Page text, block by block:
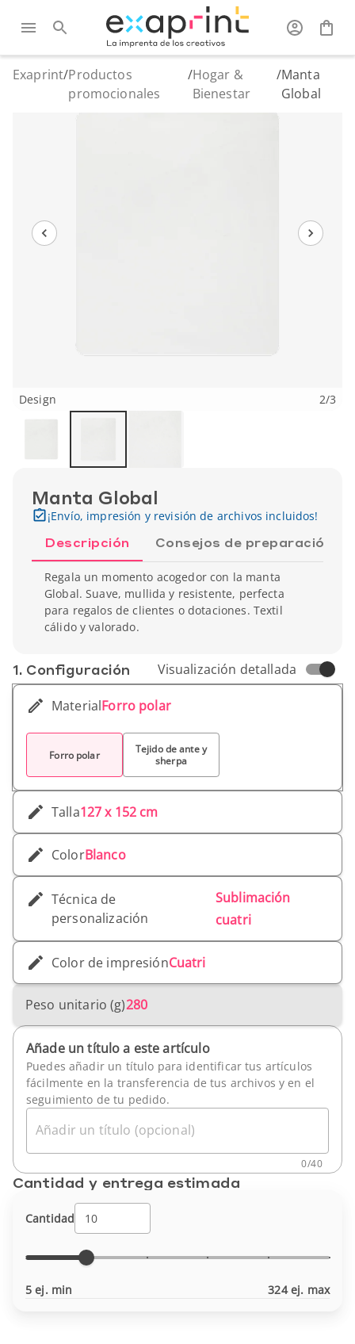
Exaprint/Productos
promocionales
/Hogar &
Bienestar
/Manta
Global
Design 2/3
Manta Global
¡Envío, impresión y revisión de archivos incluidos!
Descripción Consejos de preparación
Regala un momento acogedor con la manta
Global. Suave, mullida y resistente, perfecta
para regalos de clientes o dotaciones. Textil
cálido y valorado.
1. Conf­iguración Visualización detallada
MaterialForro polar
Forro polar
Tejido de ante y
sherpa
Talla127 x 152 cm
ColorBlanco
Técnica de
personalización
Sublimación
cuatri
Color de impresiónCuatri
Peso unitario (g)280
Añade un título a este artículo
Puedes añadir un título para identificar tus artículos
fácilmente en la transferencia de tus archivos y en el
seguimiento de tu pedido.
Añadir un título (opcional)
0/40
Cantidad y entrega estimada
Cantidad
5 ej. min 324 ej. max